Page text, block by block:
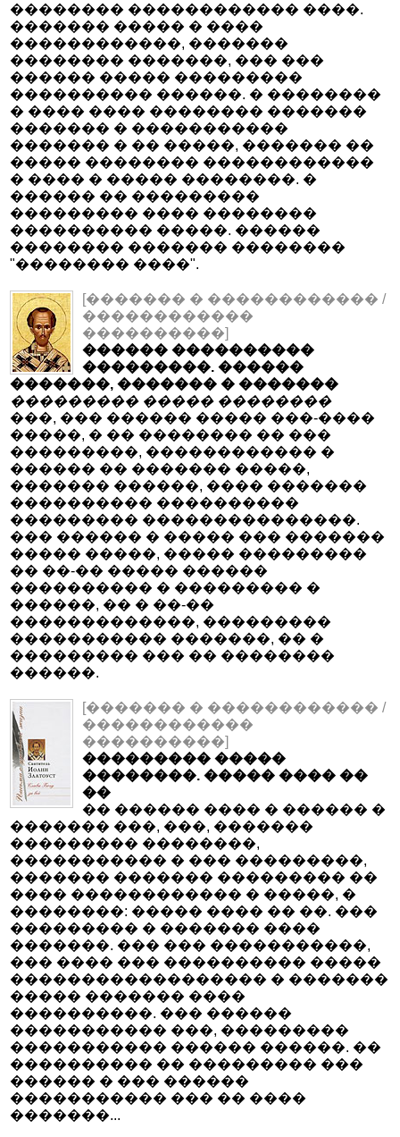
�������� ������������ ����.
������� ����� � ����
������������, �������
�������� �������, ��� ���
������ ����� ���������
���������� ������. � ��������
� ���� ���� �������� �������
������� � �����������
������� � �� �����, ������� ��
����� �������� ������������
� ���� � ����� ��������. �
������ �� ���������
��������� ���� ��������
���������� �����. ������
�������� ������� ��������
"�������� ����".
[������� � ������������ /
������������
����������]
������ ����������
���������. ������
�������, ������� � �������
��������� ����� ��������
���, ��� ������ ����� ���-����
�����, � �� �������� �� ���
���������, ������������ �
������ �� ������� �����,
������� ������, ���� �������
���������� ����������
��������� ���������������.
��� ������ � ����� ��� �������
����� �����, ����� ���������
�� ��-�� ����� ������
���������� � ��������� �
������, �� � ��-��
�������������, ���������
����������� �������, �� �
��������� ��� �� ��������
������.
[������� � ������������ /
������������
����������]
��������� �����
��������. ����� ���� ��
��
�� ������ ���� � ������ �
������� ���, ���, �������
��������� ��������,
����������� � ��� ���������,
������� ������� ��������� ��
���� ������������ � �����, �
��������: ����� ���� �� ��. ���
��������� � ������� ����
�������. ��� ��� �����������,
��� ���� ��� ���������� �����
������������������ � �������
����� ������� ����
����������. ��� ������
����������� ���, ���������
����������� ������ ������. ��
���������� �� ��������� ���
������ � ��� ������
����������� ��� �� ����
�������...